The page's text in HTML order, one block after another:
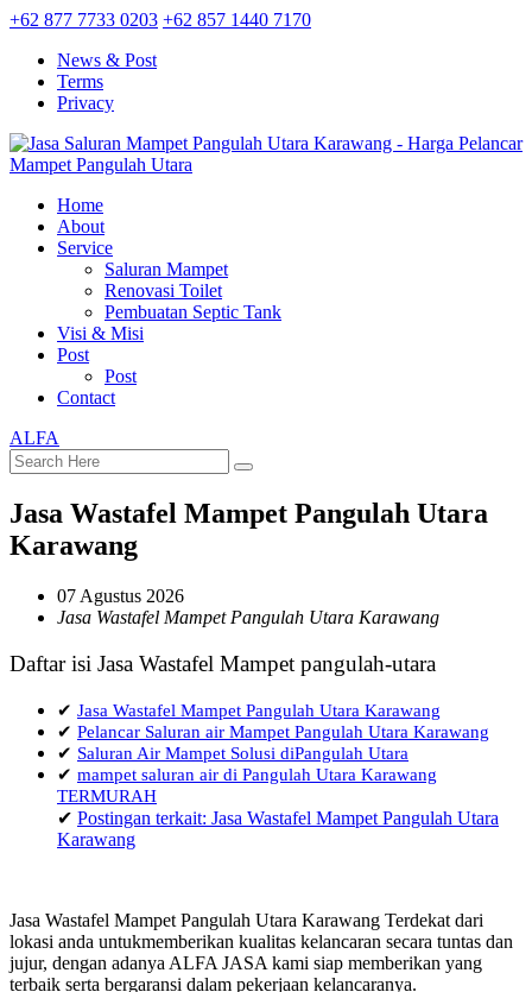
+62 877 7733 0203 +62 857 1440 7170
News & Post
Terms
Privacy
Home
About
Service
Saluran Mampet
Renovasi Toilet
Pembuatan Septic Tank
Visi & Misi
Post
Post
Contact
ALFA
Jasa Wastafel Mampet Pangulah Utara
Karawang
07 Agustus 2026
Jasa Wastafel Mampet Pangulah Utara Karawang
Daftar isi Jasa Wastafel Mampet pangulah-utara
✔ Jasa Wastafel Mampet Pangulah Utara Karawang
✔ Pelancar Saluran air Mampet Pangulah Utara Karawang
✔ Saluran Air Mampet Solusi diPangulah Utara
✔ mampet saluran air di Pangulah Utara Karawang
TERMURAH
✔ Postingan terkait: Jasa Wastafel Mampet Pangulah Utara
Karawang
Jasa Wastafel Mampet Pangulah Utara Karawang Terdekat dari
lokasi anda untukmemberikan kualitas kelancaran secara tuntas dan
jujur, dengan adanya ALFA JASA kami siap memberikan yang
terbaik serta bergaransi dalam pekerjaan kelancaranya.